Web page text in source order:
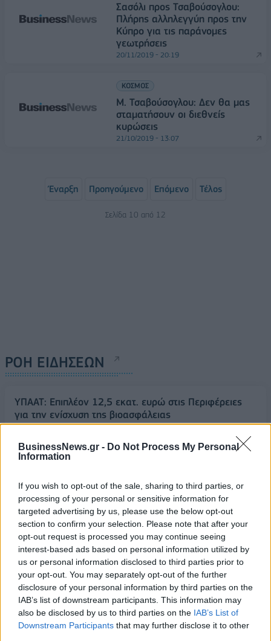
BusinessNews.gr - Do Not Process My Personal
Information
If you wish to opt-out of the sale, sharing to third parties, or
processing of your personal or sensitive information for
targeted advertising by us, please use the below opt-out
section to confirm your selection. Please note that after your
opt-out request is processed you may continue seeing
interest-based ads based on personal information utilized by
us or personal information disclosed to third parties prior to
your opt-out. You may separately opt-out of the further
disclosure of your personal information by third parties on the
IAB’s list of downstream participants. This information may
also be disclosed by us to third parties on the IAB’s List of
Downstream Participants that may further disclose it to other
Σασόλι προς Τσαβούσογλου:
Πλήρης αλληλεγγύη προς την
Κύπρο για τις παράνομες
γεωτρήσεις
20/11/2019 - 20:19
ΚΟΣΜΟΣ
Μ. Τσαβούσογλου: Δεν θα μας
σταματήσουν οι διεθνείς
κυρώσεις
21/10/2019 - 13:07
Έναρξη Προηγούμενο Επόμενο Τέλος
Σελίδα 10 από 12
ΡΟΗ ΕΙΔΗΣΕΩΝ
ΥΠΑΑΤ: Επιπλέον 12,5 εκατ. ευρώ στις Περιφέρειες
για την ενίσχυση της βιοασφάλειας
Deloitte Ελλάδος: Χρηματοοικονομικός σύμβουλος
ενέργειας
07/08/2026 - 16:38 ΕΠΙΧΕΙΡΗΣΕΙΣ
Στρατηγική επένδυση του EFA GROUP στη Fractal
για την ανάπτυξη προηγμένων αμυντικών
τεχνολογιών
07/08/2026 - 16:11 ΕΠΙΧΕΙΡΗΣΕΙΣ
Συνάλλαγμα: Το ευρώ ενισχύεται 0,08%, στα
1,1534 δολάρια
07/08/2026 - 15:45 ΟΙΚΟΝΟΜΙΑ